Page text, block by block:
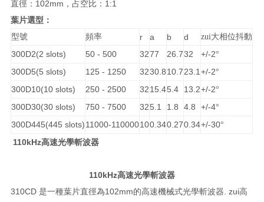
直徑：102mm，占空比：1:1
葉片選型：
型號 頻率 r a b d zui大相位抖動
300D2(2 slots) 50 - 500 3277 26.732 +/-2°
300D5(5 slots) 125 - 1250 3230.810.723.1 +/-2°
300D10(10 slots) 250 - 2500 3215.45.4 13.2+/-2°
300D30(30 slots) 750 - 7500 325.1 1.8 4.8 +/-4°
300D445(445 slots)11000-110000100.340.270.34+/-30°
110kHz高速光學斬波器
110kHz高速光學斬波器
310CD 是一種葉片直徑為102mm的高速機械式光學斬波器. zui高